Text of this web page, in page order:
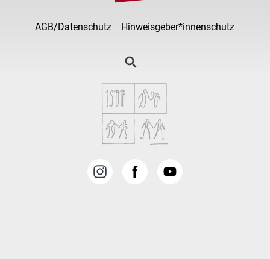
AGB/Datenschutz Hinweisgeber*innenschutz